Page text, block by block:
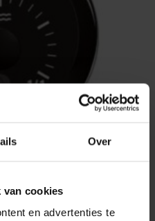
Over
van cookies
en advertenties te
VDO /Veratron
incl BTW